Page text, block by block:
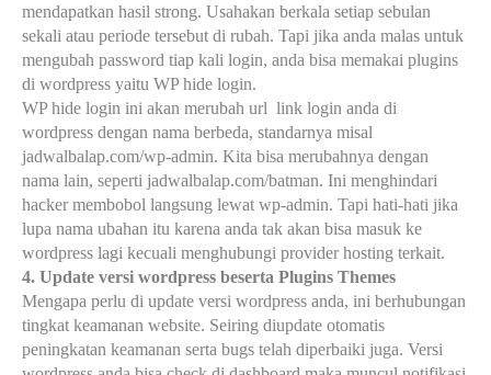
mendapatkan hasil strong. Usahakan berkala setiap sebulan
sekali atau periode tersebut di rubah. Tapi jika anda malas untuk
mengubah password tiap kali login, anda bisa memakai plugins
di wordpress yaitu WP hide login.
WP hide login ini akan merubah url link login anda di
wordpress dengan nama berbeda, standarnya misal
jadwalbalap.com/wp-admin. Kita bisa merubahnya dengan
nama lain, seperti jadwalbalap.com/batman. Ini menghindari
hacker membobol langsung lewat wp-admin. Tapi hati-hati jika
lupa nama ubahan itu karena anda tak akan bisa masuk ke
wordpress lagi kecuali menghubungi provider hosting terkait.
4. Update versi wordpress beserta Plugins Themes
Mengapa perlu di update versi wordpress anda, ini berhubungan
tingkat keamanan website. Seiring diupdate otomatis
peningkatan keamanan serta bugs telah diperbaiki juga. Versi